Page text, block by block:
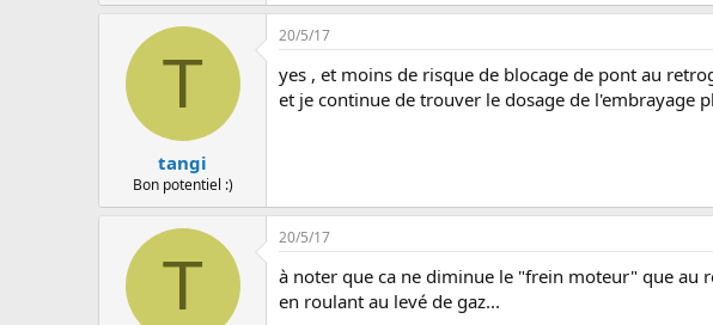
T
tangi
Bon potentiel :)
20/5/17
yes , et moins de risque de blocage de pont au
et je continue de trouver le dosage de l'embrayage
T
20/5/17
à noter que ca ne diminue le "frein moteur" que au
en roulant au levé de gaz...